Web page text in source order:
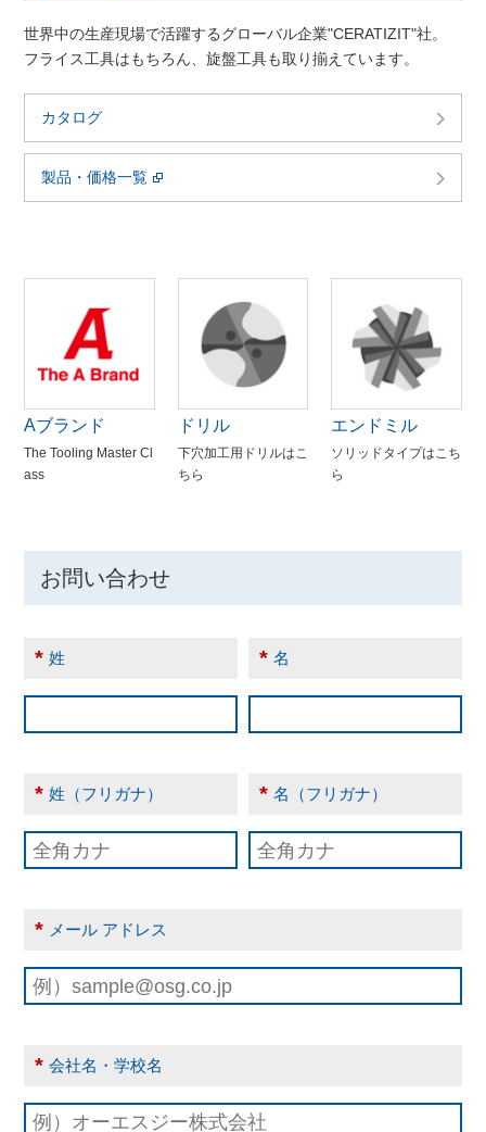
世界中の生産現場で活躍するグローバル企業"CERATIZIT"社。
フライス工具はもちろん、旋盤工具も取り揃えています。
カタログ
製品・価格一覧
Aブランド
The Tooling Master Cl
ass
ドリル
下穴加工用ドリルはこ
ちら
エンドミル
ソリッドタイプはこち
ら
お問い合わせ
* 姓 * 名
* 姓（フリガナ） * 名（フリガナ）
* メール アドレス
* 会社名・学校名